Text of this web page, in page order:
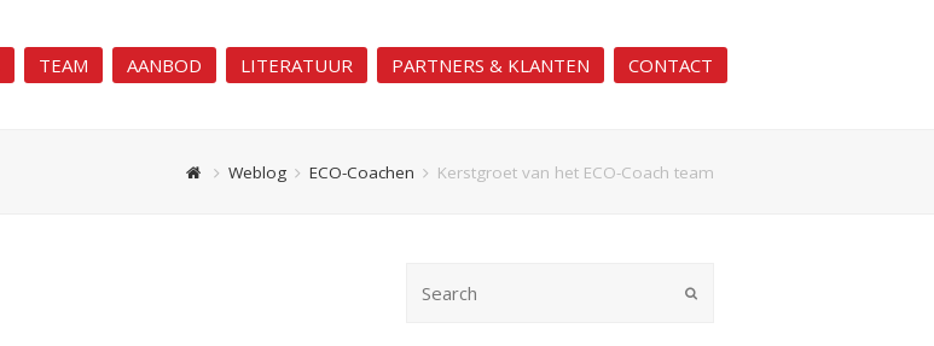
TEAM AANBOD LITERATUUR PARTNERS & KLANTEN CONTACT
Weblog ECO-Coachen Kerstgroet van het ECO-Coach team